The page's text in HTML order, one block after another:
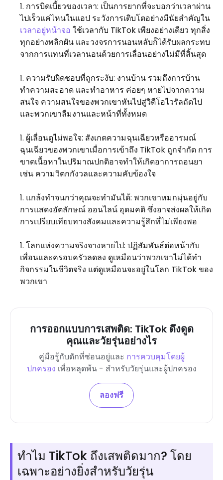
การบิดเบี้ยวของเวลา: เป็นการยากที่จะบอกว่าเวลาผ่าน
ไปเร็วแค่ไหนในแอป ระวังการเติบโตอย่างมีนัยสำคัญใน
เวลาอยู่หน้าจอ ใช้เวลากับ TikTok เพียงอย่างเดียว ทุกสิ่ง
ทุกอย่างพลิกผัน และวงจรการนอนหลับก็ได้รับผลกระทบ
จากการแทนที่เวลานอนด้วยการเลื่อนอย่างไม่มีที่สิ้นสุด
ความรับผิดชอบที่ถูกระงับ: งานบ้าน รวมถึงการบ้าน
ทำความสะอาด และทำอาหาร ค่อยๆ หายไปจากความ
สนใจ ความสนใจของพวกเขาหันไปสู่วิดีโอไวรัลถัดไป
และพวกเขาลืมงานและหน้าที่ทั้งหมด
ผู้เลื่อนดูไม่พอใจ: สังเกตความฉุนเฉียวหรืออารมณ์
ฉุนเฉียวของพวกเขาเมื่อการเข้าถึง TikTok ถูกจำกัด การ
ขาดเนื้อหาในปริมาณปกติอาจทำให้เกิดอาการถอนยา
เช่น ความวิตกกังวลและความคับข้องใจ
แกล้งทำจนกว่าคุณจะทำมันได้: พวกเขาหมกมุ่นอยู่กับ
การแสดงอัตลักษณ์ ออนไลน์ อุดมคติ ซึ่งอาจส่งผลให้เกิด
การเปรียบเทียบทางสังคมและความรู้สึกที่ไม่เพียงพอ
โลกแห่งความจริงจางหายไป: ปฏิสัมพันธ์ต่อหน้ากับ
เพื่อนและครอบครัวลดลง ดูเหมือนว่าพวกเขาไม่ได้ทำ
กิจกรรมในชีวิตจริง แต่ดูเหมือนจะอยู่ในโลก TikTok ของ
พวกเขา
การออกแบบการเสพติด: TikTok ดึงดูด
คุณและวัยรุ่นอย่างไร
คู่มือรู้กับดักที่ซ่อนอยู่และ การควบคุมโดยผู้
ปกครอง เพื่อหลุดพ้น - สำหรับวัยรุ่นและผู้ปกครอง
ลองฟรี
ทำไม TikTok ถึงเสพติดมาก? โดย
เฉพาะอย่างยิ่งสำหรับวัยรุ่น